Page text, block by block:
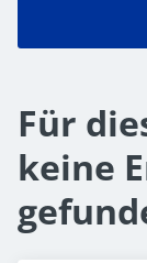
Für
keine